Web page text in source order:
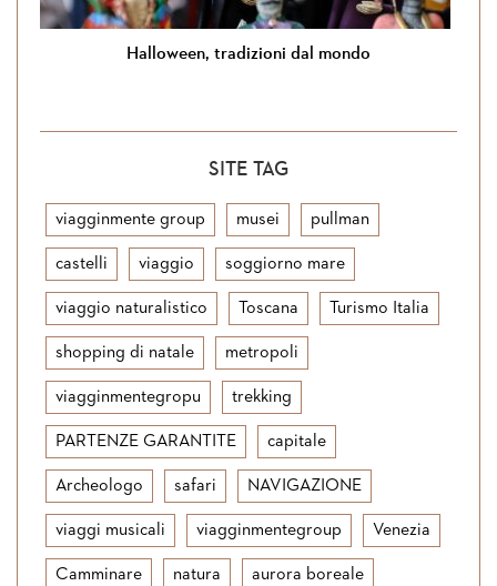
Halloween, tradizioni dal mondo
SITE TAG
viagginmente group musei pullman
castelli viaggio soggiorno mare
viaggio naturalistico Toscana Turismo Italia
shopping di natale metropoli
viagginmentegropu trekking
PARTENZE GARANTITE capitale
Archeologo safari NAVIGAZIONE
viaggi musicali viagginmentegroup Venezia
Camminare natura aurora boreale